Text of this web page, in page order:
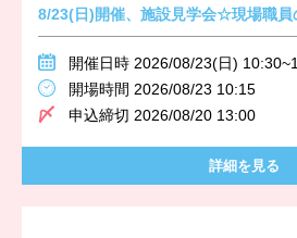
8/23(日)開催、施設見学会☆現場職員
開催日時 2026/08/23(日)
開場時間 2026/08/23 10:15
申込締切 2026/08/20 13:00
詳細を見る